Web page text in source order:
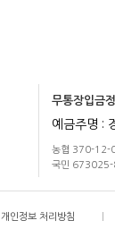
무통장입금
예금주명 :
농협 370-12-
국민
개인정보 처리방침